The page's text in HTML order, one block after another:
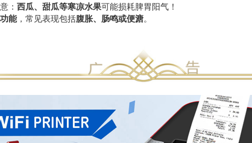
： 西瓜、甜瓜等寒凉水果可能损耗脾胃阳气！
能，常见表现包括腹胀、 肠鸣或便溏。